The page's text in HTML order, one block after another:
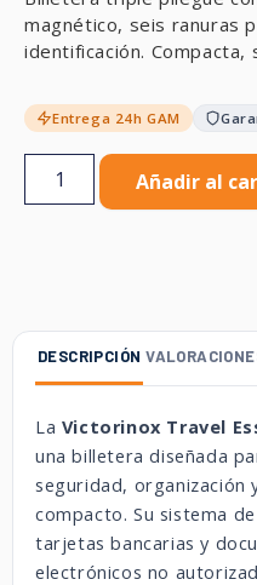
magnético, seis ranuras
identificación. Compacta,
Entrega 24h GAM
Añadir al
DESCRIPCIÓN
La Victorinox Travel
una billetera diseñada
seguridad, organización
compacto. Su sistema
tarjetas bancarias y
electrónicos no